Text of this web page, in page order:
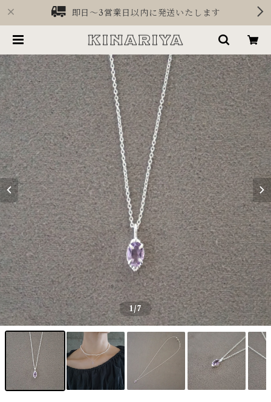
即日〜3営業日以内に発送いたします
1/7